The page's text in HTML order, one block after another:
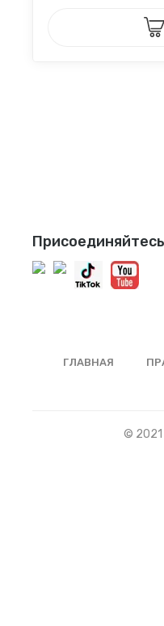
ГЛАВНАЯ
© 2021